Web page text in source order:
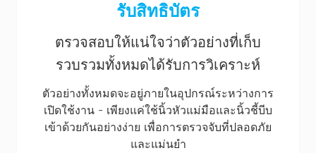
รับสิทธิบัตร
ตรวจสอบให้แน่ใจว่าตัวอย่างที่เก็บ
รวบรวมทั้งหมดได้รับการวิเคราะห์
ตัวอย่างทั้งหมดจะอยู่ภายในอุปกรณ์ระหว่างการ
เปิดใช้งาน - เพียงแค่ใช้นิ้วหัวแม่มือและนิ้วชี้บีบ
เข้าด้วยกันอย่างง่าย เพื่อการตรวจจับที่ปลอดภัย
และแม่นยำ